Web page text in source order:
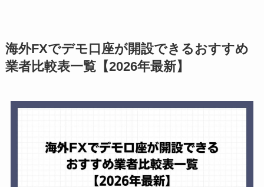
海外FXでデモ口座が開設できるおすすめ
業者比較表一覧【2026年最新】